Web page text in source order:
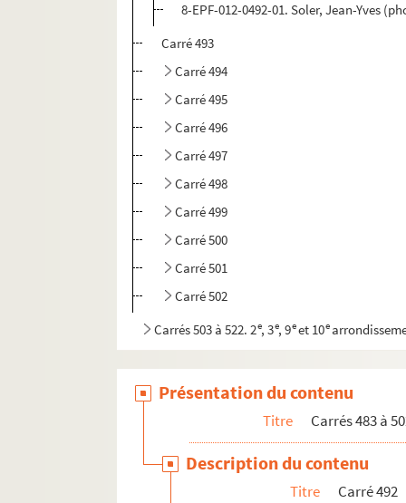
8-EPF-012-0492-01. Soler, Jean-Yves
Carré 493
Carré 494
Carré 495
Carré 496
Carré 497
Carré 498
Carré 499
Carré 500
Carré 501
Carré 502
Carrés 503 à 522. 2e, 3e, 9eet 10e
Présentation du contenu
Titre Carrés 483 à
Description du contenu
Titre
Carré 492